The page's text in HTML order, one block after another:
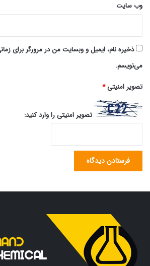
وب‌ سایت
ذخیره نام، ایمیل و وبسایت من در مرورگر برای
می‌نویسم.
تصویر امنیتی*
تصویر امنیتی را وارد کنید: